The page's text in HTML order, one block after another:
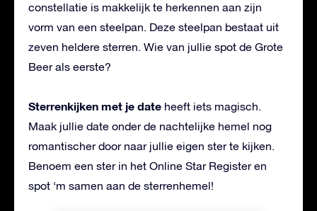
constellatie is makkelijk te herkennen aan zijn
vorm van een steelpan. Deze steelpan bestaat uit
zeven heldere sterren. Wie van jullie spot de Grote
Beer als eerste?
Sterrenkijken met je date heeft iets magisch.
Maak jullie date onder de nachtelijke hemel nog
romantischer door naar jullie eigen ster te kijken.
Benoem een ster in het Online Star Register en
spot ‘m samen aan de sterrenhemel!